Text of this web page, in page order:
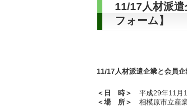
11/17人材派
フォーム】
11/17人材派遣企業と会員
＜日 時＞
平成29年11月
＜場 所＞
相模原市立産